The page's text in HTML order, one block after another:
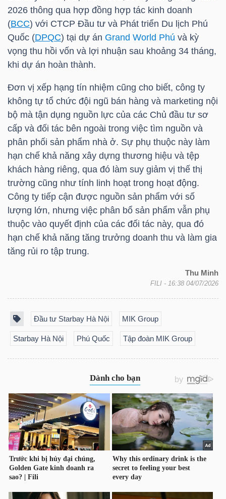
2026 thông qua hợp đồng hợp tác kinh doanh
(BCC) với CTCP Đầu tư và Phát triển Du lịch Phú
Quốc (DPQC) tại dự án Grand World Phú và kỳ
vọng thu hồi vốn và lợi nhuận sau khoảng 34 tháng,
khi dự án hoàn thành.
Đơn vị xếp hạng tín nhiệm cũng cho biết, công ty
không tự tổ chức đội ngũ bán hàng và marketing nội
bộ mà tận dụng nguồn lực của các Chủ đầu tư sơ
cấp và đối tác bên ngoài trong việc tìm nguồn và
phân phối sản phẩm nhà ở. Sự phụ thuộc này làm
hạn chế khả năng xây dựng thương hiệu và tệp
khách hàng riêng, qua đó làm suy giảm vị thế thị
trường cũng như tính linh hoạt trong hoạt động.
Công ty tiếp cận được nguồn sản phẩm với số
lượng lớn, nhưng việc phân bổ sản phẩm vẫn phụ
thuộc vào quyết định của các đối tác này, qua đó
hạn chế khả năng tăng trưởng doanh thu và làm gia
tăng rủi ro tập trung.
Thu Minh
FILI - 16:38 04/07/2026
Đầu tư Starbay Hà Nội MIK Group
Starbay Hà Nội Phú Quốc Tập đoàn MIK Group
PHÁI
SINH
TRÁI
PHIẾU
CÔNG
CỤ
ĐẦU
TƯ
TRUY
Ngành
(-)
VS-
NĂNG
LƯỢNG